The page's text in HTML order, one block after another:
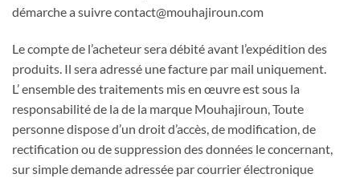
démarche a suivre contact@mouhajiroun.com
Le compte de l’acheteur sera débité avant l’expédition des
produits. Il sera adressé une facture par mail uniquement.
L’ ensemble des traitements mis en œuvre est sous la
responsabilité de la de la marque Mouhajiroun, Toute
personne dispose d’un droit d’accès, de modification, de
rectification ou de suppression des données le concernant,
sur simple demande adressée par courrier électronique